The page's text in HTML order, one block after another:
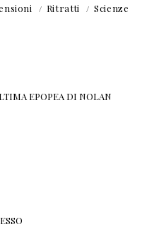
Ritratti
Scienze
EPOPEA DI NOLAN